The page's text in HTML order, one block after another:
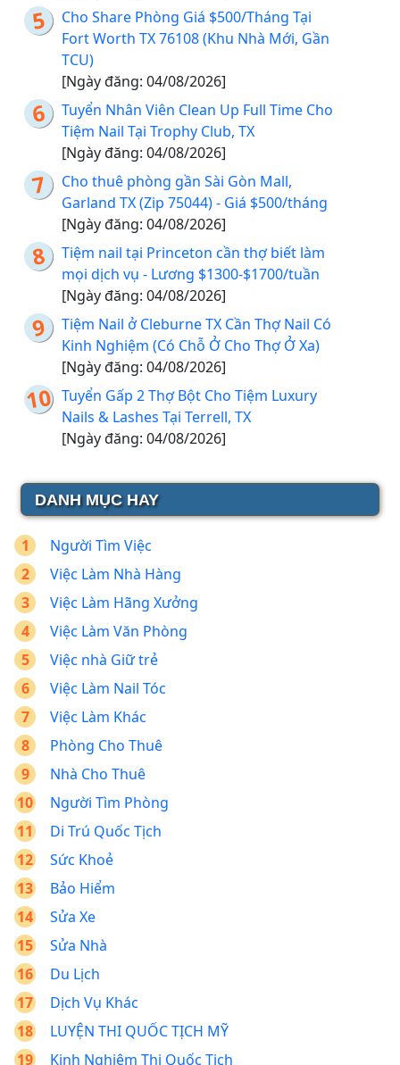
Cho Share Phòng Giá $500/Tháng Tại
Fort Worth TX 76108 (Khu Nhà Mới, Gần
TCU)
[Ngày đăng: 04/08/2026]
Tuyển Nhân Viên Clean Up Full Time Cho
Tiệm Nail Tại Trophy Club, TX
[Ngày đăng: 04/08/2026]
Cho thuê phòng gần Sài Gòn Mall,
Garland TX (Zip 75044) - Giá $500/tháng
[Ngày đăng: 04/08/2026]
Tiệm nail tại Princeton cần thợ biết làm
mọi dịch vụ - Lương $1300-$1700/tuần
[Ngày đăng: 04/08/2026]
Tiệm Nail ở Cleburne TX Cần Thợ Nail Có
Kinh Nghiệm (Có Chỗ Ở Cho Thợ Ở Xa)
[Ngày đăng: 04/08/2026]
Tuyển Gấp 2 Thợ Bột Cho Tiệm Luxury
Nails & Lashes Tại Terrell, TX
[Ngày đăng: 04/08/2026]
DANH MỤC HAY
Người Tìm Việc
Việc Làm Nhà Hàng
Việc Làm Hãng Xưởng
Việc Làm Văn Phòng
Việc nhà Giữ trẻ
Việc Làm Nail Tóc
Việc Làm Khác
Phòng Cho Thuê
Nhà Cho Thuê
Người Tìm Phòng
Di Trú Quốc Tịch
Sức Khoẻ
Bảo Hiểm
Sửa Xe
Sửa Nhà
Du Lịch
Dịch Vụ Khác
LUYỆN THI QUỐC TỊCH MỸ
Kinh Nghiệm Thi Quốc Tịch